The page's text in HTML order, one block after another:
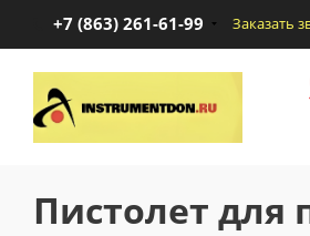
+7 (863) 261-61-99 Заказать
Пистолет для